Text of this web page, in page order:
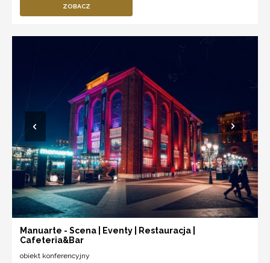
ZOBACZ
Manuarte - Scena | Eventy | Restauracja |
Cafeteria&Bar
obiekt konferencyjny